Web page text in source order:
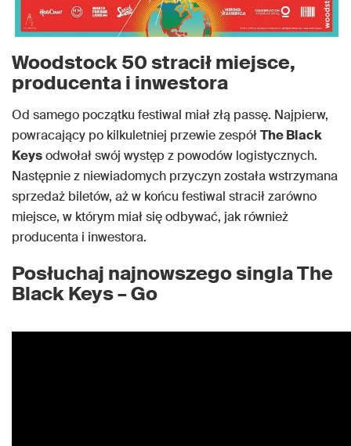
Woodstock 50 stracił miejsce,
producenta i inwestora
Od samego początku festiwal miał złą passę. Najpierw,
powracający po kilkuletniej przewie zespółThe Black
Keysodwołał swój występ z powodów logistycznych.
Następnie z niewiadomych przyczyn została wstrzymana
sprzedaż biletów, aż w końcu festiwal stracił zarówno
miejsce, w którym miał się odbywać, jak również
producenta i inwestora.
Posłuchaj najnowszego singla The
Black Keys – Go